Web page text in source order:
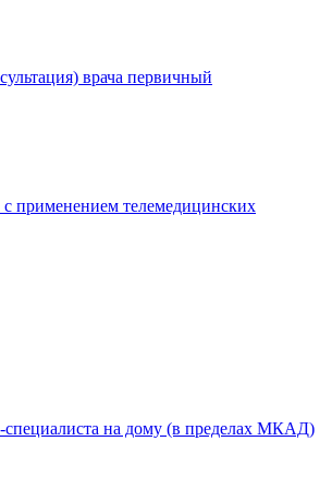
врача первичный
с применением телемедицинских
специалиста на дому (в пределах МКАД)